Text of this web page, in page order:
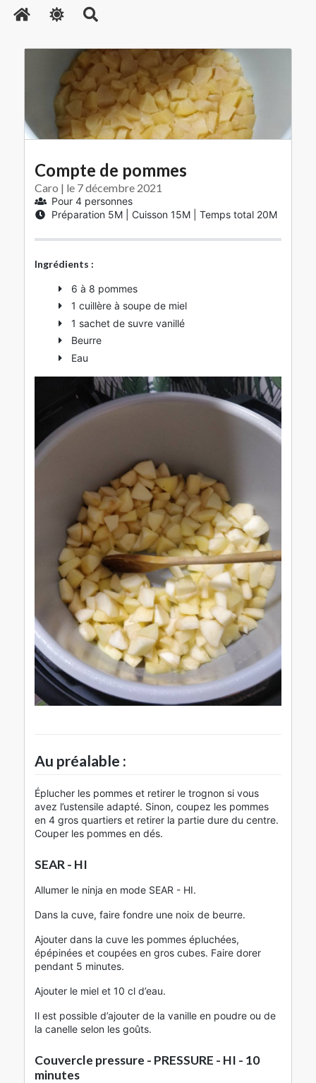
Compte de pommes
Caro | le 7 décembre 2021
Pour 4 personnes
Préparation 5M | Cuisson15M | Temps total 20M
Ingrédients :
6 à 8 pommes
1 cuillère à soupe de miel
1 sachet de suvre vanillé
Beurre
Eau
Au préalable :
Éplucher les pommes et retirer le trognon si vous
avez l’ustensile adapté. Sinon, coupez les pommes
en 4 gros quartiers et retirer la partie dure du centre.
Couper les pommes en dés.
SEAR - HI
Allumer le ninja en mode SEAR - HI.
Dans la cuve, faire fondre une noix de beurre.
Ajouter dans la cuve les pommes épluchées,
épépinées et coupées en gros cubes. Faire dorer
pendant 5 minutes.
Ajouter le miel et 10 cl d’eau.
Il est possible d’ajouter de la vanille en poudre ou de
la canelle selon les goûts.
Couvercle pressure - PRESSURE - HI - 10
minutes
Social Links
Copyright © 2021. All Rights Reserved